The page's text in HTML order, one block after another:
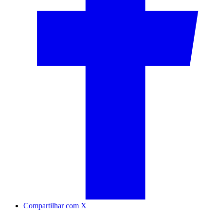
Compartilhar com X